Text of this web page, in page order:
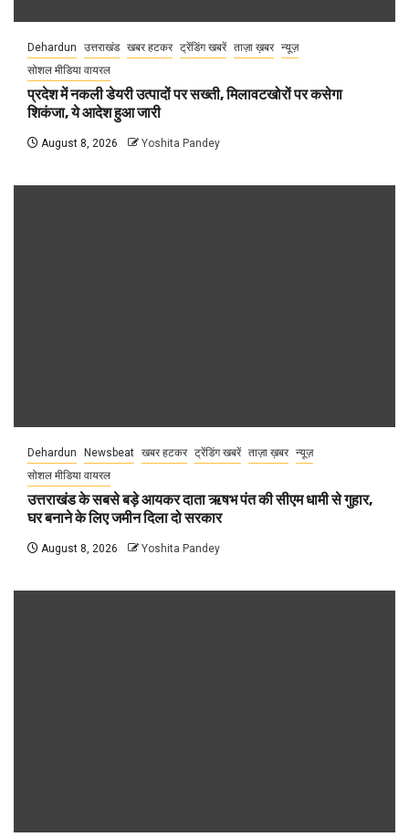
Dehardun उत्तराखंड खबर हटकर ट्रेंडिंग खबरें ताज़ा ख़बर न्यूज़
सोशल मीडिया वायरल
प्रदेश में नकली डेयरी उत्पादों पर सख्ती, मिलावटखोरों पर कसेगा
शिकंजा, ये आदेश हुआ जारी
August 8, 2026 Yoshita Pandey
Dehardun Newsbeat खबर हटकर ट्रेंडिंग खबरें ताज़ा ख़बर न्यूज़
सोशल मीडिया वायरल
उत्तराखंड के सबसे बड़े आयकर दाता ऋषभ पंत की सीएम धामी से गुहार,
घर बनाने के लिए जमीन दिला दो सरकार
August 8, 2026 Yoshita Pandey